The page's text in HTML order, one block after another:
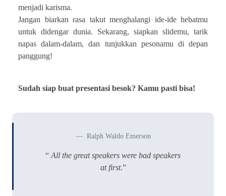
menjadi karisma.
Jangan biarkan rasa takut menghalangi ide-ide hebatmu
untuk didengar dunia. Sekarang, siapkan slidemu, tarik
napas dalam-dalam, dan tunjukkan pesonamu di depan
panggung!
Sudah siap buat presentasi besok? Kamu pasti bisa!
Ralph Waldo Emerson
“ All the great speakers were bad speakers
at first.”